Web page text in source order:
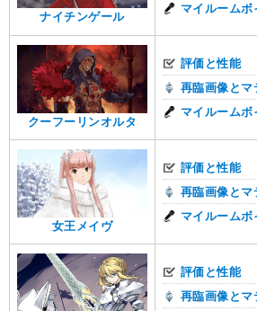
ナイチンゲール
マイルームボ
クーフーリンオルタ
評価と性能
再臨画像とマ
マイルームボ
女王メイヴ
評価と性能
再臨画像とマ
マイルームボ
評価と性能
再臨画像とマ